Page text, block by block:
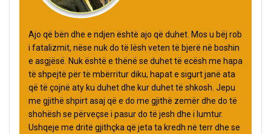
Ajo që bën dhe e ndjen është ajo që duhet. Mos u bëj rob
i fatalizmit, nëse nuk do të lësh veten të bjerë në boshin
e asgjësë. Nuk është e thënë se duhet të ecësh me hapa
të shpejtë për të mbërritur diku, hapat e sigurt janë ata
që të çojnë aty ku duhet dhe kur duhet të shkosh. Jepu
me gjithë shpirt asaj që e do me gjithë zemër dhe do të
shohësh se përveçse i pasur do të jesh dhe i lumtur.
Ushqeje me dritë gjithçka që jeta ta kredh në terr dhe se